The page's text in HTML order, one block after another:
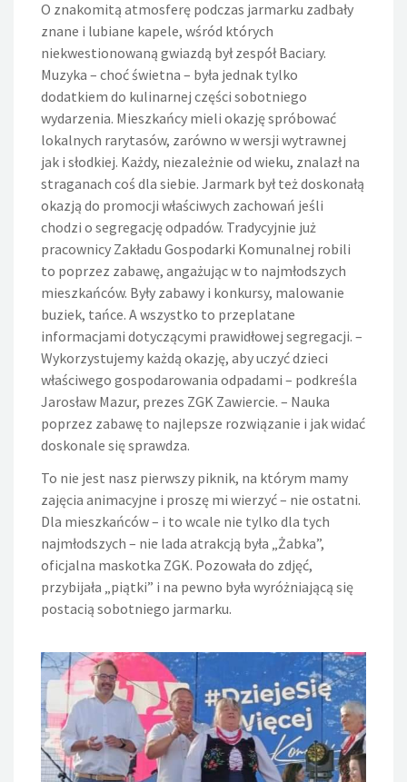
O znakomitą atmosferę podczas jarmarku zadbały
znane i lubiane kapele, wśród których
niekwestionowaną gwiazdą był zespół Baciary.
Muzyka – choć świetna – była jednak tylko
dodatkiem do kulinarnej części sobotniego
wydarzenia. Mieszkańcy mieli okazję spróbować
lokalnych rarytasów, zarówno w wersji wytrawnej
jak i słodkiej. Każdy, niezależnie od wieku, znalazł na
straganach coś dla siebie. Jarmark był też doskonałą
okazją do promocji właściwych zachowań jeśli
chodzi o segregację odpadów. Tradycyjnie już
pracownicy Zakładu Gospodarki Komunalnej robili
to poprzez zabawę, angażując w to najmłodszych
mieszkańców. Były zabawy i konkursy, malowanie
buziek, tańce. A wszystko to przeplatane
informacjami dotyczącymi prawidłowej segregacji. –
Wykorzystujemy każdą okazję, aby uczyć dzieci
właściwego gospodarowania odpadami – podkreśla
Jarosław Mazur, prezes ZGK Zawiercie. – Nauka
poprzez zabawę to najlepsze rozwiązanie i jak widać
doskonale się sprawdza.
To nie jest nasz pierwszy piknik, na którym mamy
zajęcia animacyjne i proszę mi wierzyć – nie ostatni.
Dla mieszkańców – i to wcale nie tylko dla tych
najmłodszych – nie lada atrakcją była „Żabka”,
oficjalna maskotka ZGK. Pozowała do zdjęć,
przybijała „piątki” i na pewno była wyróżniającą się
postacią sobotniego jarmarku.